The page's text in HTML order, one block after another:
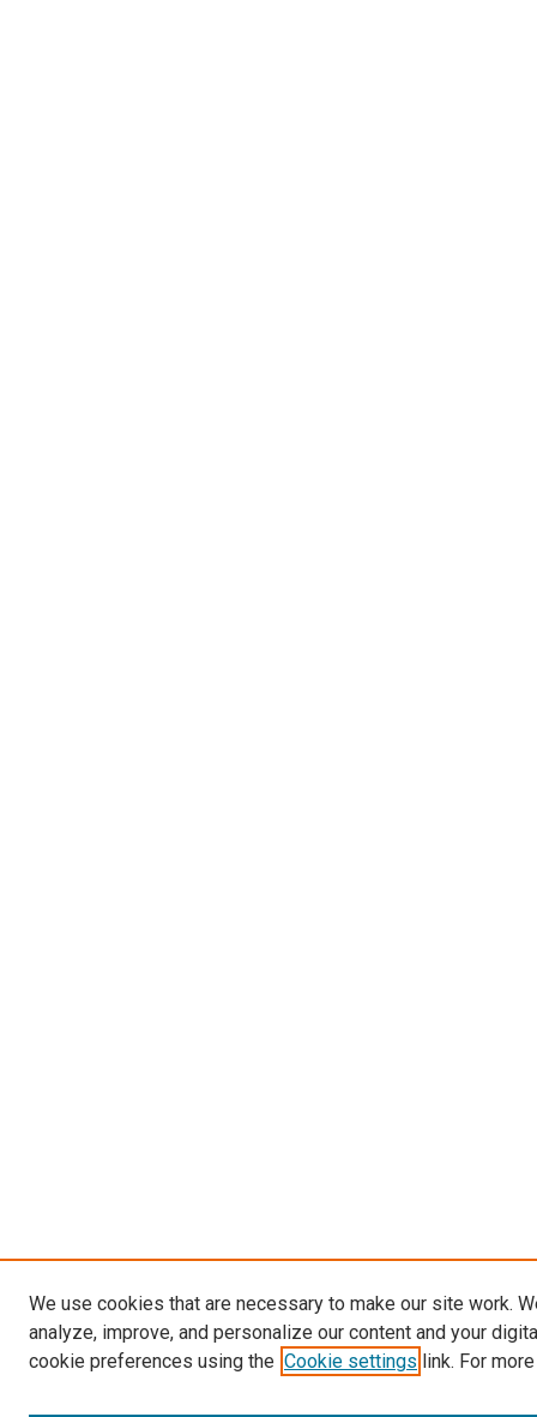
We use cookies that are necessary to make our site work.
analyze, improve, and personalize our content and your
cookie preferences using the Cookie settings link. For